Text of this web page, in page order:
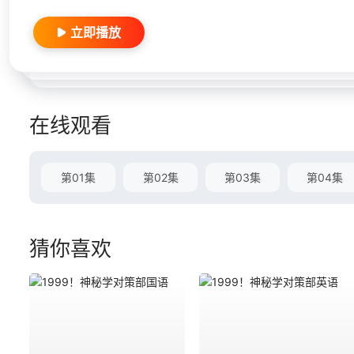
立即播放
在线观看
第01集 第02集 第03集 第04集
猜你喜欢